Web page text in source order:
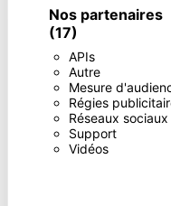
Nos partenaires
(17)
APIs
Autre
Mesure
Régies
Réseaux sociaux
Support
Vidéos
** Les données
fins de vous contacter.
sous-traitants. Vous
d’effacement, de
votre consentement à tout
réclamation auprès d’une
le sort de vos données
droits par voie postale ou
d'identité pourra vous être
pendant la période de
prescription légale aux